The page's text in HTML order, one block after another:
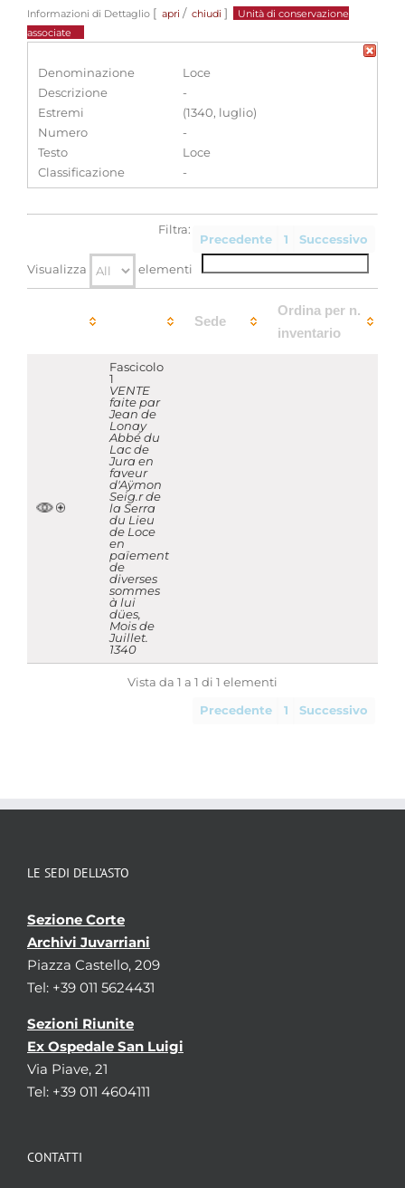
Informazioni di Dettaglio [ apri / chiudi ]
Unità di conservazione
associate
Denominazione
Loce
Descrizione
-
Estremi
(1340, luglio)
Numero
-
Testo
Loce
Classificazione
-
Precedente 1 Successivo
Visualizza elementi
Filtra:
Sede
Ordina per n.
inventario
Fascicolo
1
VENTE
faite par
Jean de
Lonay
Abbé du
Lac de
Jura en
faveur
d'Aÿmon
Seig.r de
la Serra
du Lieu
de Loce
en
païement
de
diverses
sommes
à lui
dües,
Mois de
Juillet.
1340
Vista da 1 a 1 di 1 elementi
Precedente 1 Successivo
LE SEDI DELL’ASTO
Sezione Corte
Archivi Juvarriani
Piazza Castello, 209
Tel: +39 011 5624431
Sezioni Riunite
Ex Ospedale San Luigi
Via Piave, 21
Tel: +39 011 4604111
CONTATTI